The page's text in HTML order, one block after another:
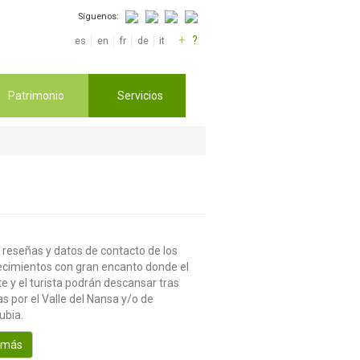
Síguenos:
es en fr de it + ?
Patrimonio Servicios
reseñas y datos de contacto de los
con gran encanto donde el
y el turista podrán descansar tras
por el Valle del Nansa y/o de